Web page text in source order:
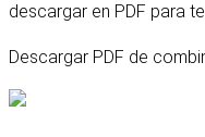
descargar en PDF para
Descargar PDF de